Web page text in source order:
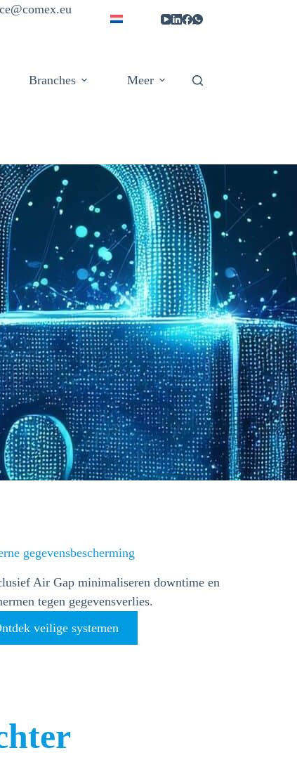
Branches Meer
gegevensbescherming
Air Gap minimaliseren downtime en
tegen gegevensverlies.
veilige systemen